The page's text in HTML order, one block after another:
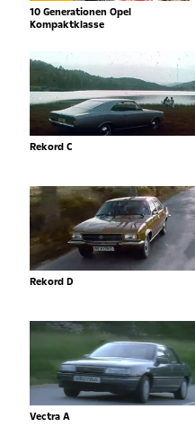
10 Generationen Opel
Kompaktklasse
Rekord C
Rekord D
Vectra A